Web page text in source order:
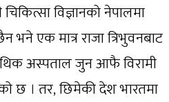
विज्ञानको नेपालमा
एक मात्र राजा त्रिभुवनबाट
अस्पताल जुन आफै विरामी
छ । तर, छिमेकी देश भारतमा